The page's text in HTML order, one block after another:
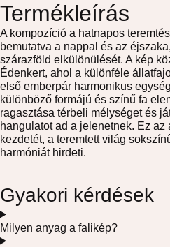
Termékleírás
A kompozíció a hatnapos
bemutatva a nappal és az
szárazföld elkülönülését. A kép
Édenkert, ahol a különféle
első emberpár harmonikus
különböző formájú és színű fa
ragasztása térbeli mélységet és
hangulatot ad a jelenetnek. Ez
kezdetét, a teremtett világ
harmóniát hirdeti.
Gyakori kérdések
Milyen anyag a falikép?